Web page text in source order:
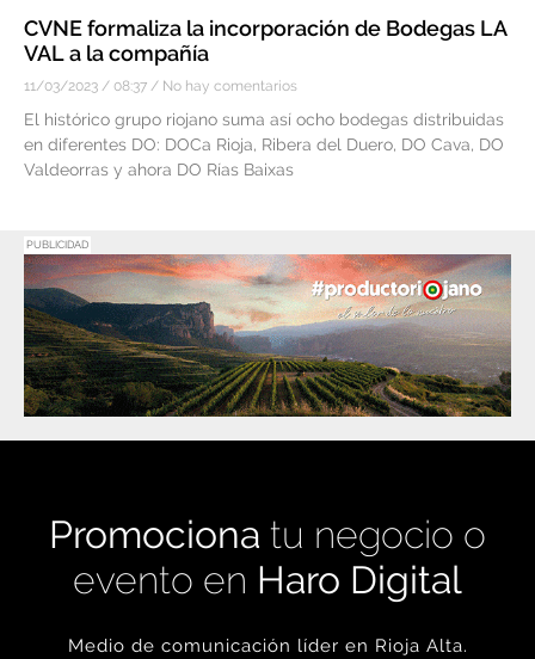
CVNE formaliza la incorporación de Bodegas LA
VAL a la compañía
11/03/2023 08:37 No hay comentarios
El histórico grupo riojano suma así ocho bodegas distribuidas
en diferentes DO: DOCa Rioja, Ribera del Duero, DO Cava, DO
Valdeorras y ahora DO Rías Baixas
PUBLICIDAD
Promociona tu negocio o
evento en Haro Digital
Medio de comunicación líder en Rioja Alta.